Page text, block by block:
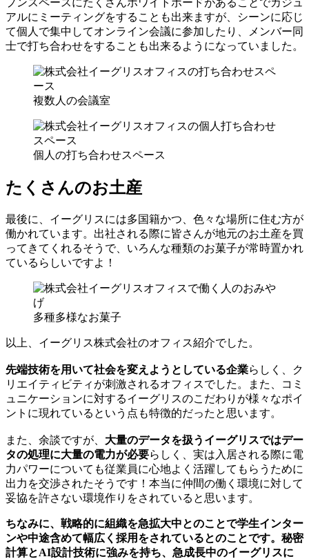
アルにミーティングをすることも出来ますが、シーンに応じ
て個人で集中してオンライン会議に参加したり、メンバー同
士で打ち合わせをすることも出来るようになっていました。
複数人の会議室
個人の打ち合わせスペース
たくさんのお土産
最後に、イーグリスには多国籍かつ、色々な場所に住む方が
働かれています。出社される際に皆さんが地元のお土産を買
ってきてくれるそうで、いろんな種類のお菓子が常時置かれ
ているらしいですよ！
多種多様なお菓子
以上、イーグリス株式会社のオフィス紹介でした。
先端技術を用いて社会を変えようとしている企業らしく、ク
リエイティビティが刺激されるオフィスでした。また、コミ
ュニケーションに対するイーグリスのこだわりが様々なポイ
ントに現れているという点も特徴的だったと思います。
また、余談ですが、 大量のデータを扱うイーグリスではデー
タの処理に大量の電力が必要らしく、実は入居される際に電
力パワーについても従業員に心地よく活躍してもらうために
出力を交渉されたそうです！本当に仲間の働く環境に対して
妥協を許さない環境作りをされていると思います。
ちなみに、戦略的に組織を急拡大中とのことで学生インター
ンや中途含めて幅広く採用をされているとのことです。秘密
計算とAI設計技術に強みを持ち、急成長中のイーグリスに